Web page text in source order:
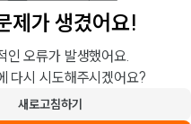
제가 생겼어요!
인 오류가 발생했어요.
다시 시도해주시겠어요?
새로고침하기